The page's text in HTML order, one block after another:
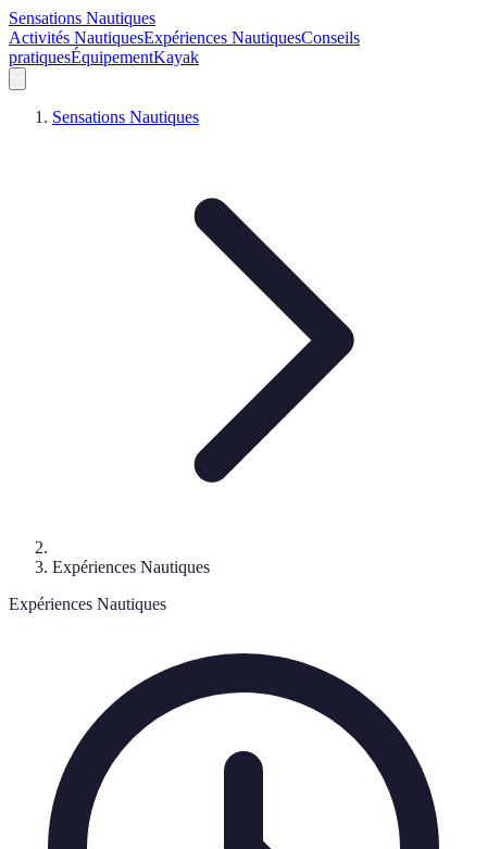
Sensations Nautiques
Activités NautiquesExpériences NautiquesConseils
pratiquesÉquipementKayak
Sensations Nautiques
Expériences Nautiques
Expériences Nautiques